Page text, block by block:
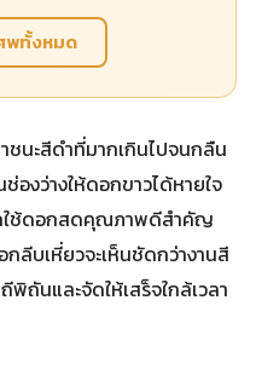
พทั้งหมด
ชนะสีดำที่มากเกินไปจนกลืน
องว่างให้ดอกขาวได้หายใจ
กใช้ดอกสดคุณภาพดีสำคัญ
กลีบเหี่ยวจะเห็นชัดกว่างานสี
ถันและจัดให้เสร็จใกล้เวลา